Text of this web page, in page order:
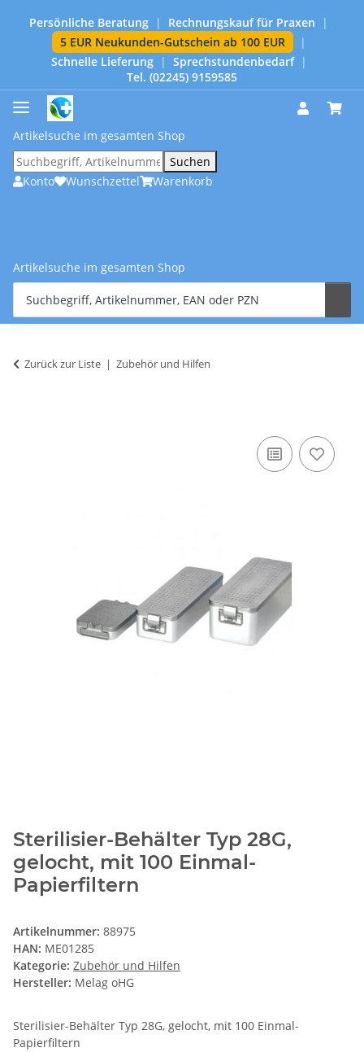
Persönliche Beratung | Rechnungskauf für Praxen
|
5 EUR Neukunden-Gutschein ab 100 EUR
|
Schnelle Lieferung
| Sprechstundenbedarf
|
Tel. (02245) 9159585
Artikelsuche im gesamten Shop
Suchen
Konto
Wunschzettel Warenkorb
Artikelsuche im gesamten Shop
Zurück zur Liste Zubehör und Hilfen
Sterilisier-Behälter Typ 28G,
gelocht, mit 100 Einmal-
Papierfiltern
Artikelnummer: 88975
HAN: ME01285
Kategorie: Zubehör und Hilfen
Hersteller: Melag oHG
Sterilisier-Behälter Typ 28G, gelocht, mit 100 Einmal-
Papierfiltern